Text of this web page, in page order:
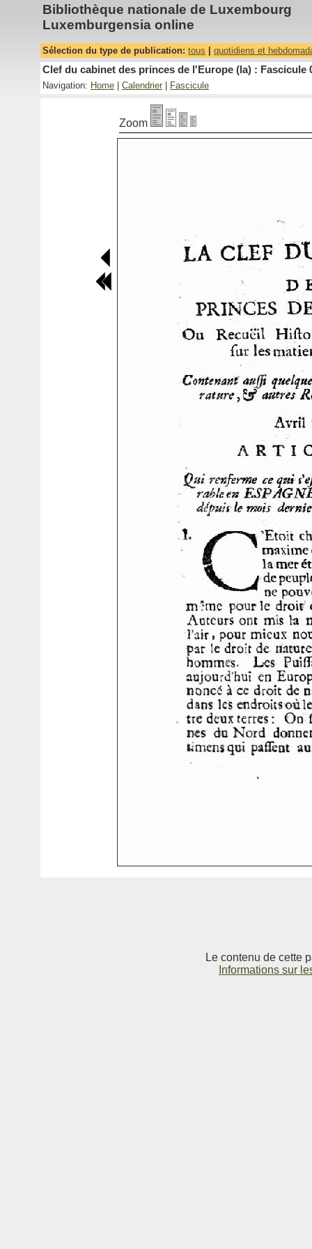
Bibliothèque nationale de Luxembourg
Luxemburgensia online
Sélection du type de publication: tous quotidiens et
Clef du cabinet des princes de l'Europe (la) : Fascicule
Navigation: Home Calendrier Fascicule
Zoom
Le contenu de cette
Informations sur